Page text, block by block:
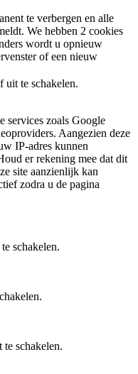
te verbergen en alle
We hebben 2 cookies
wordt u opnieuw
of een nieuw
uit te schakelen.
services zoals Google
Aangezien deze
IP-adres kunnen
er rekening mee dat dit
site aanzienlijk kan
zodra u de pagina
schakelen.
schakelen.